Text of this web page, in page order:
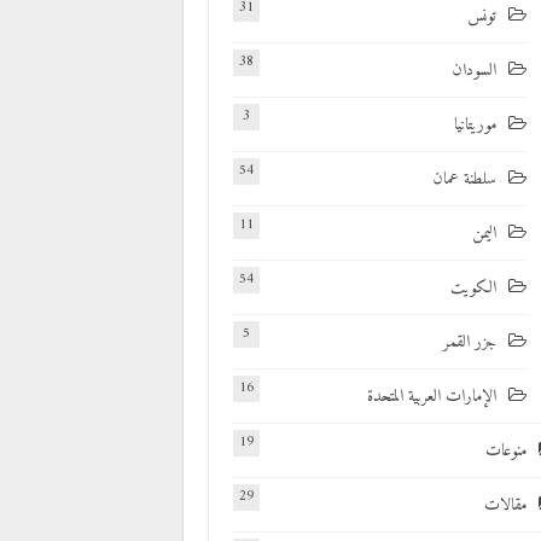
تونس 31
السودان 38
موريتانيا 3
سلطنة عمان 54
اليمن 11
الكويت 54
جزر القمر 5
الإمارات العربية المتحدة 16
منوعات 19
مقالات 29